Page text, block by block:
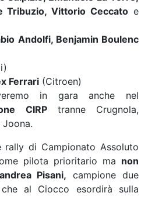
Tribuzio, Vittorio Ceccato e
Andolfi, Benjamin Boulenc
Ferrari (Citroen)
in gara anche nel
CIRPtranne Crugnola,
Joona.
rally di Campionato Assoluto
pilota prioritario ma non
Pisani, campione due
al Ciocco esordirà sulla